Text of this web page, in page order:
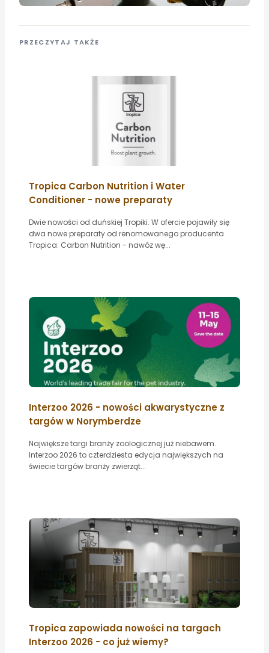
PRZECZYTAJ TAKŻE
Tropica Carbon Nutrition i Water
Conditioner - nowe preparaty
Dwie nowości od duńskiej Tropiki. W ofercie pojawiły się
dwa nowe preparaty od renomowanego producenta
Tropica: Carbon Nutrition - nawóz wę...
Interzoo 2026 - nowości akwarystyczne z
targów w Norymberdze
Największe targi branży zoologicznej już niebawem.
Interzoo 2026 to czterdziesta edycja największych na
świecie targów branży zwierząt...
Tropica zapowiada nowości na targach
Interzoo 2026 - co już wiemy?